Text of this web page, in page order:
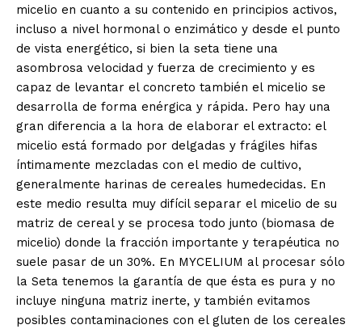
micelio en cuanto a su contenido en principios activos,
incluso a nivel hormonal o enzimático y desde el punto
de vista energético, si bien la seta tiene una
asombrosa velocidad y fuerza de crecimiento y es
capaz de levantar el concreto también el micelio se
desarrolla de forma enérgica y rápida. Pero hay una
gran diferencia a la hora de elaborar el extracto: el
micelio está formado por delgadas y frágiles hifas
íntimamente mezcladas con el medio de cultivo,
generalmente harinas de cereales humedecidas. En
este medio resulta muy difícil separar el micelio de su
matriz de cereal y se procesa todo junto (biomasa de
micelio) donde la fracción importante y terapéutica no
suele pasar de un 30%. En MYCELIUM al procesar sólo
la Seta tenemos la garantía de que ésta es pura y no
incluye ninguna matriz inerte, y también evitamos
posibles contaminaciones con el gluten de los cereales